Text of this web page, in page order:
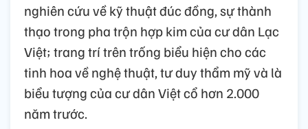
nghiên cứu về kỹ thuật đúc đồng, sự thành
thạo trong pha trộn hợp kim của cư dân Lạc
Việt; trang trí trên trống biểu hiện cho các
tinh hoa về nghệ thuật, tư duy thẩm mỹ và là
biểu tượng của cư dân Việt cổ hơn 2.000
năm trước.